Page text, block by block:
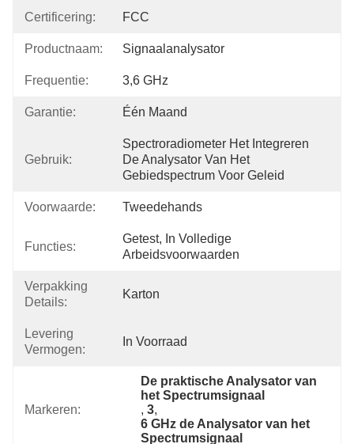
Certificering: FCC
Productnaam: Signaalanalysator
Frequentie: 3,6 GHz
Garantie: Één Maand
Gebruik:
Spectroradiometer Het Integreren
De Analysator Van Het
Gebiedspectrum Voor Geleid
Voorwaarde: Tweedehands
Functies:
Getest, In Volledige
Arbeidsvoorwaarden
Verpakking
Details:
Karton
Levering
Vermogen:
In Voorraad
Markeren:
De praktische Analysator van
het Spectrumsignaal
, 3,
6 GHz de Analysator van het
Spectrumsignaal